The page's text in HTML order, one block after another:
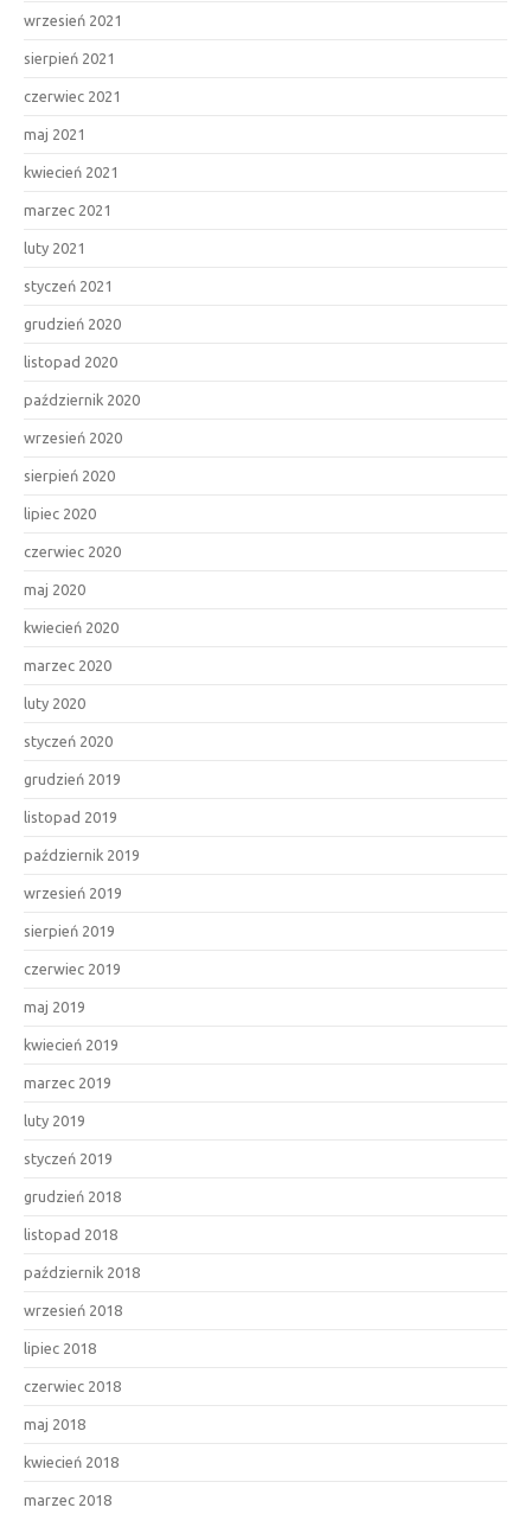
wrzesień 2021
sierpień 2021
czerwiec 2021
maj 2021
kwiecień 2021
marzec 2021
luty 2021
styczeń 2021
grudzień 2020
listopad 2020
październik 2020
wrzesień 2020
sierpień 2020
lipiec 2020
czerwiec 2020
maj 2020
kwiecień 2020
marzec 2020
luty 2020
styczeń 2020
grudzień 2019
listopad 2019
październik 2019
wrzesień 2019
sierpień 2019
czerwiec 2019
maj 2019
kwiecień 2019
marzec 2019
luty 2019
styczeń 2019
grudzień 2018
listopad 2018
październik 2018
wrzesień 2018
lipiec 2018
czerwiec 2018
maj 2018
kwiecień 2018
marzec 2018